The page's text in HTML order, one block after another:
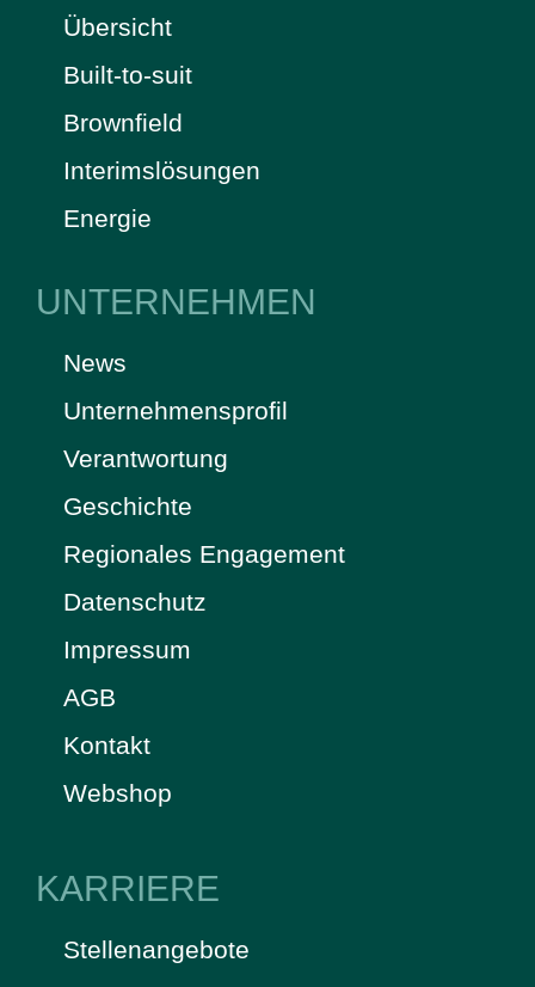
Übersicht
Built-to-suit
Brownfield
Interimslösungen
Energie
UNTERNEHMEN
News
Unternehmensprofil
Verantwortung
Geschichte
Regionales Engagement
Datenschutz
Impressum
AGB
Kontakt
Webshop
KARRIERE
Stellenangebote